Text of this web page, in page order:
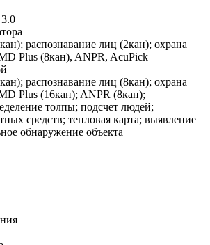
распознавание лиц (2кан); охрана
Plus (8кан), ANPR, AcuPick
распознавание лиц (8кан); охрана
Plus (16кан); ANPR (8кан);
толпы; подсчет людей;
средств; тепловая карта; выявление
обнаружение объекта